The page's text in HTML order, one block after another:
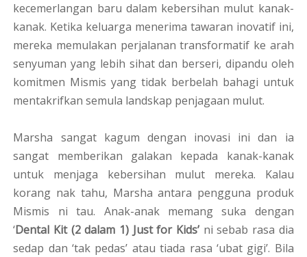
kecemerlangan baru dalam kebersihan mulut kanak-
kanak. Ketika keluarga menerima tawaran inovatif ini,
mereka memulakan perjalanan transformatif ke arah
senyuman yang lebih sihat dan berseri, dipandu oleh
komitmen Mismis yang tidak berbelah bahagi untuk
mentakrifkan semula landskap penjagaan mulut.
Marsha sangat kagum dengan inovasi ini dan ia
sangat memberikan galakan kepada kanak-kanak
untuk menjaga kebersihan mulut mereka. Kalau
korang nak tahu, Marsha antara pengguna produk
Mismis ni tau. Anak-anak memang suka dengan
‘Dental Kit (2 dalam 1) Just for Kids’ ni sebab rasa dia
sedap dan ‘tak pedas’ atau tiada rasa ‘ubat gigi’. Bila